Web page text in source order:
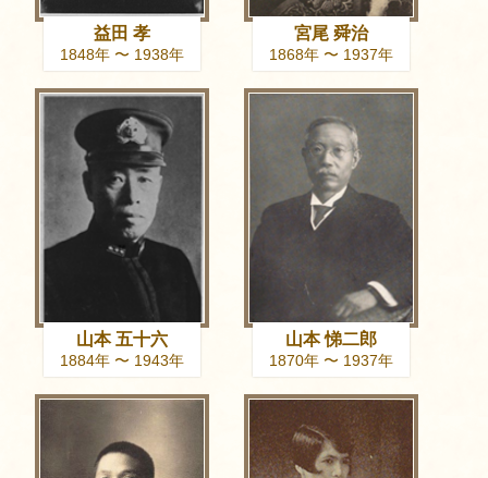
益田 孝
1848年 〜 1938年
宮尾 舜治
1868年 〜 1937年
山本 五十六
1884年 〜 1943年
山本 悌二郎
1870年 〜 1937年